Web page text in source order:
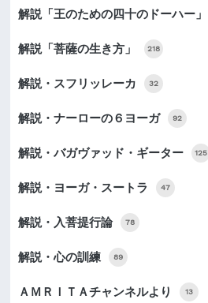
解説「王のための四十のドーハー」
解説「菩薩の生き方」 218
解説・スフリッレーカ 32
解説・ナーローの６ヨーガ 92
解説・バガヴァッド・ギーター 125
解説・ヨーガ・スートラ 47
解説・入菩提行論 78
解説・心の訓練 89
ＡＭＲＩＴＡチャンネルより 13